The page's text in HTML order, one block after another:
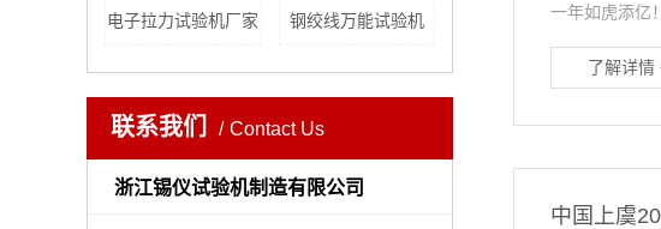
电子拉力试验机厂家 钢绞线万能试验机
联系我们 Contact Us
浙江锡仪试验机制造有限公司
一年如虎添亿
了解详情
中国上虞